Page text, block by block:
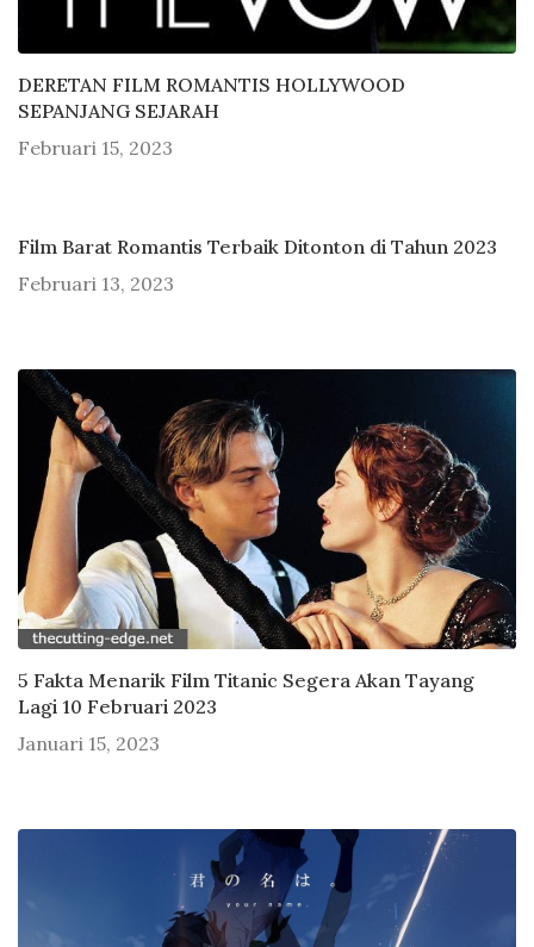
DERETAN FILM ROMANTIS HOLLYWOOD
SEPANJANG SEJARAH
Februari 15, 2023
Film Barat Romantis Terbaik Ditonton di Tahun 2023
Februari 13, 2023
5 Fakta Menarik Film Titanic Segera Akan Tayang
Lagi 10 Februari 2023
Januari 15, 2023